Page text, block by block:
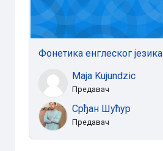
Фонетика енглеског језика
Maja Kujundzic
Предавач
Срђан Шућур
Предавач